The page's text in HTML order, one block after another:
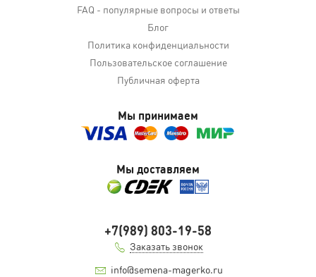
FAQ - популярные вопросы и ответы
Блог
Политика конфиденциальности
Пользовательское соглашение
Публичная оферта
Мы принимаем
Мы доставляем
+7(989) 803-19-58
Заказать звонок
info@semena-magerko.ru